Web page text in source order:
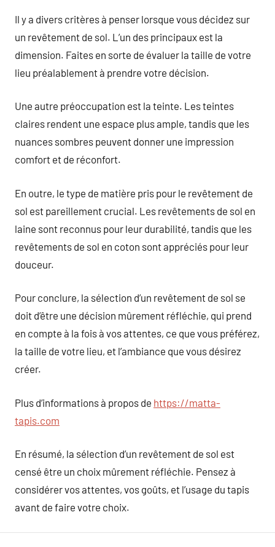
Il y a divers critères à penser lorsque vous décidez sur
un revêtement de sol. L’un des principaux est la
dimension. Faites en sorte de évaluer la taille de votre
lieu préalablement à prendre votre décision.
Une autre préoccupation est la teinte. Les teintes
claires rendent une espace plus ample, tandis que les
nuances sombres peuvent donner une impression
comfort et de réconfort.
En outre, le type de matière pris pour le revêtement de
sol est pareillement crucial. Les revêtements de sol en
laine sont reconnus pour leur durabilité, tandis que les
revêtements de sol en coton sont appréciés pour leur
douceur.
Pour conclure, la sélection d’un revêtement de sol se
doit d’être une décision mûrement réfléchie, qui prend
en compte à la fois à vos attentes, ce que vous préférez,
la taille de votre lieu, et l’ambiance que vous désirez
créer.
Plus d’informations à propos de https://matta-
tapis.com
En résumé, la sélection d’un revêtement de sol est
censé être un choix mûrement réfléchie. Pensez à
considérer vos attentes, vos goûts, et l’usage du tapis
avant de faire votre choix.